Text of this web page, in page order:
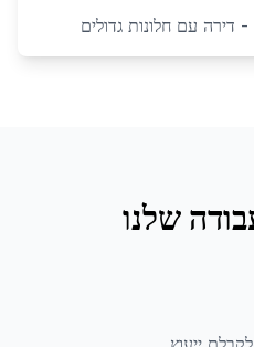
- דירה עם חלונות גדולים
שלנו